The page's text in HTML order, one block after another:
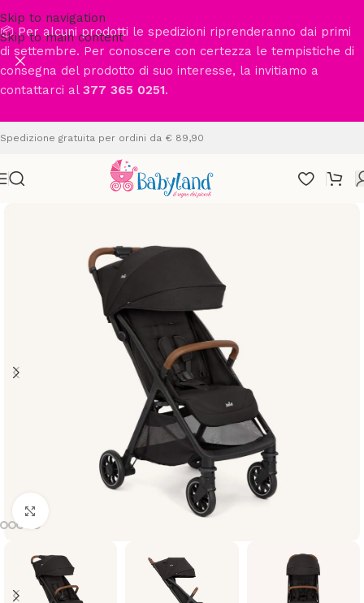
Skip to navigation
Skip to main content
📦 Per alcuni prodotti le spedizioni riprenderanno dai primi
di settembre. Per conoscere con certezza le tempistiche di
consegna del prodotto di suo interesse, la invitiamo a
contattarci al 377 365 0251.
Spedizione gratuita per ordini da € 89,90